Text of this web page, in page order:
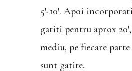
5′-10′. Apoi
gatiti pentru aprox
mediu, pe fiecare parte
sunt gatite.